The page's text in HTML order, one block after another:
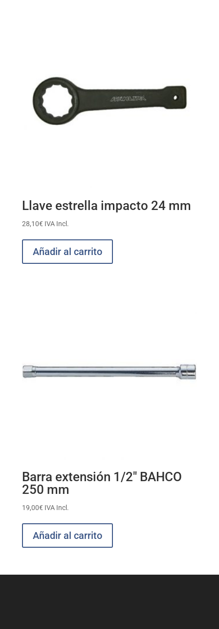
Llave estrella impacto 24 mm
28,10€ IVA Incl.
Añadir al carrito
Barra extensión 1/2″ BAHCO
250 mm
19,00€ IVA Incl.
Añadir al carrito